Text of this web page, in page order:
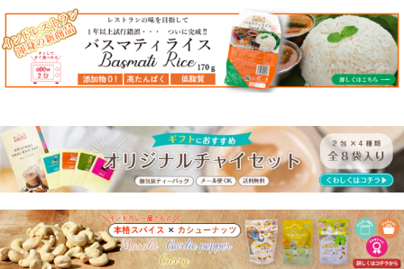
::急速冷凍でお届け!!インド料理::